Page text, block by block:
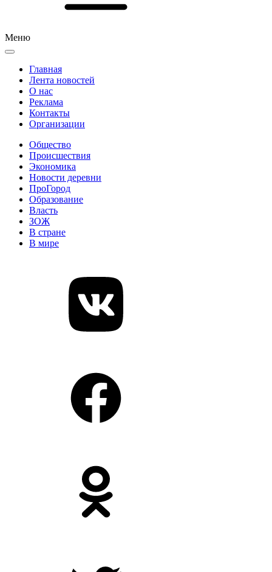
Меню
Главная
Лента новостей
О нас
Реклама
Контакты
Организации
Общество
Происшествия
Экономика
Новости деревни
ПроГород
Образование
Власть
ЗОЖ
В стране
В мире